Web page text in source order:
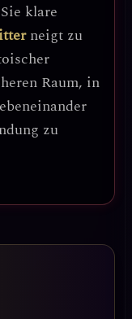
klare
neigt zu
Raum, in
zu